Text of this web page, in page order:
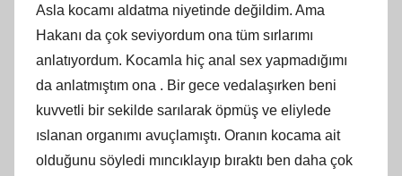
Asla kocamı aldatma niyetinde değildim. Ama
Hakanı da çok seviyordum ona tüm sırlarımı
anlatıyordum. Kocamla hiç anal sex yapmadığımı
da anlatmıştım ona . Bir gece vedalaşırken beni
kuvvetli bir sekilde sarılarak öpmüş ve eliylede
ıslanan organımı avuçlamıştı. Oranın kocama ait
olduğunu söyledi mıncıklayıp bıraktı ben daha çok